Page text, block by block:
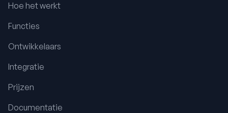
Hoe het werkt
Functies
Ontwikkelaars
Integratie
Prijzen
Documentatie